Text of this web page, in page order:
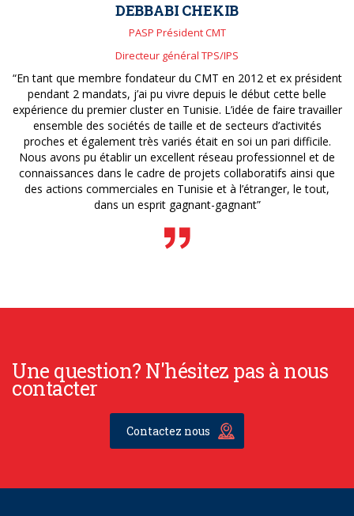
DEBBABI CHEKIB
PASP Président CMT
Directeur général TPS/IPS
“En tant que membre fondateur du CMT en 2012 et ex président
pendant 2 mandats, j’ai pu vivre depuis le début cette belle
expérience du premier cluster en Tunisie. L’idée de faire travailler
ensemble des sociétés de taille et de secteurs d’activités
proches et également très variés était en soi un pari difficile.
Nous avons pu établir un excellent réseau professionnel et de
connaissances dans le cadre de projets collaboratifs ainsi que
des actions commerciales en Tunisie et à l’étranger, le tout,
dans un esprit gagnant-gagnant”
Une question? N'hésitez pas à nous
contacter
Contactez nous